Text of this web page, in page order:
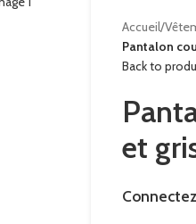
Accueil/
Pantalon
Back to
et